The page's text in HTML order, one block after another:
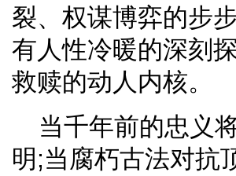
裂、权谋博弈的步
有人性冷暖的深刻
救赎的动人内核。
当千年前的忠义
明;当腐朽古法对抗